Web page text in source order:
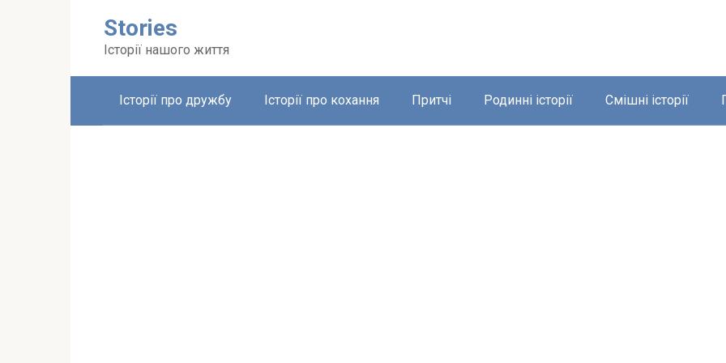
Stories
Історії нашого життя
Історії про дружбу Історії про кохання Притчі Родинні історії Смішні історії